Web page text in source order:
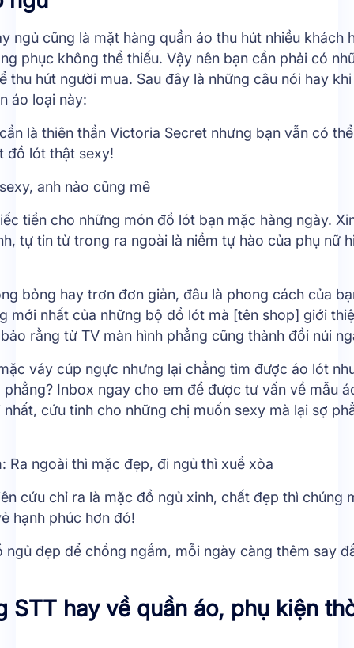
ngủ cũng là mặt hàng quần áo thu hút nhiều khách
phục không thể thiếu. Vậy nên bạn cần phải có
thu hút người mua. Sau đây là những câu nói hay
áo loại này:
là thiên thần Victoria Secret nhưng bạn vẫn có
đồ lót thật sexy!
anh nào cũng mê
tiền cho những món đồ lót bạn mặc hàng ngày.
tự tin từ trong ra ngoài là niềm tự hào của phụ nữ
bỏng hay trơn đơn giản, đâu là phong cách của
mới nhất của những bộ đồ lót mà [tên shop] giới
rằng từ TV màn hình phẳng cũng thành đồi núi
váy cúp ngực nhưng lại chẳng tìm được áo lót
phẳng? Inbox ngay cho em để được tư vấn về mẫu
cứu tinh cho những chị muốn sexy mà lại sợ
Ra ngoài thì mặc đẹp, đi ngủ thì xuề xòa
cứu chỉ ra là mặc đồ ngủ xinh, chất đẹp thì chúng
hạnh phúc hơn đó!
ngủ đẹp để chồng ngắm, mỗi ngày càng thêm say
STT hay về quần áo, phụ kiện